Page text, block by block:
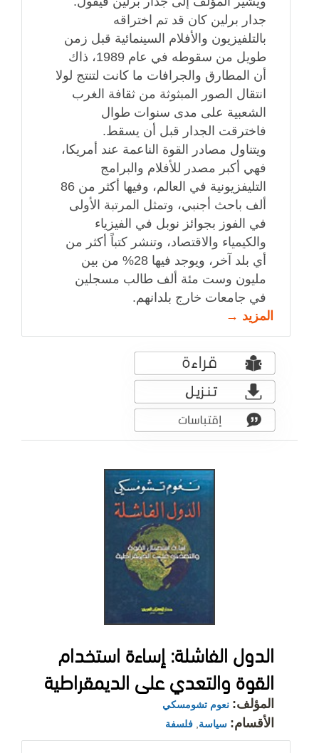
جدار برلين كان قد تم اختراقه
بالتلفيزيون والأفلام السينمائية قبل زمن
طويل من سقوطه في عام 1989، ذاك
أن المطارق والجرافات ما كانت لتنتج لولا
انتقال الصور المبثوثة من ثقافة الغرب
الشعبية على مدى سنوات طوال
فاخترقت الجدار قبل أن يسقط.
ويتناول مصادر القوة الناعمة عند أمريكا،
فهي أكبر مصدر للأفلام والبرامج
التليفزيونية في العالم، وفيها أكثر من 86
ألف باحث أجنبي، وتمثل المرتبة الأولى
في الفوز بجوائز نوبل في الفيزياء
والكيمياء والاقتصاد، وتنشر كتباً أكثر من
أي بلد آخر، ويوجد فيها 28% من بين
مليون وست مئة ألف طالب مسجلين
في جامعات خارج بلدانهم.
المزيد →
الدول الفاشلة: إساءة استخدام
القوة والتعدي على الديمقراطية
المؤلف: نعوم تشومسكي
الأقسام: سياسة, فلسفة